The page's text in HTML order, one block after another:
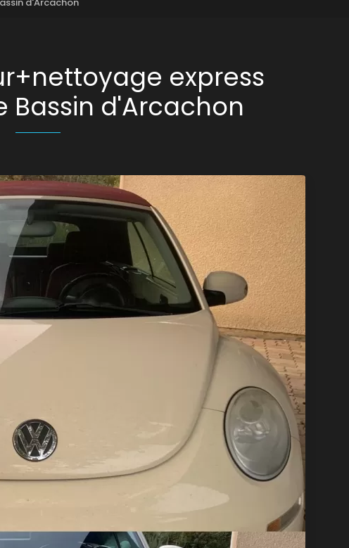
express
Bassin d'Arcachon